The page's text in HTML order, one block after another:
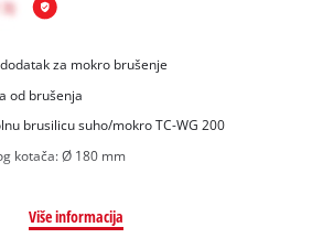
za mokro brušenje
od brušenja
brusilicu suho/mokro TC-WG 200
kotača: Ø 180 mm
Više informacija